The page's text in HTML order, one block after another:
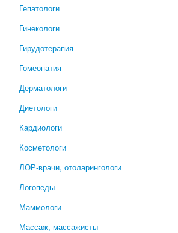
Гепатологи
Гинекологи
Гирудотерапия
Гомеопатия
Дерматологи
Диетологи
Кардиологи
Косметологи
ЛОР-врачи, отоларингологи
Логопеды
Маммологи
Массаж, массажисты